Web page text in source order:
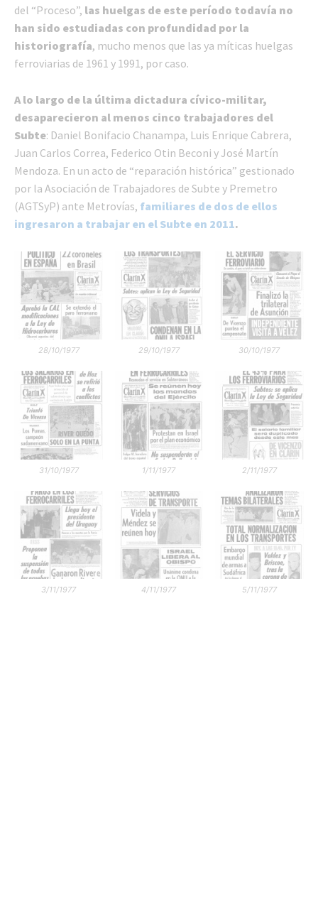
del “Proceso”, las huelgas de este período todavía no
han sido estudiadas con profundidad por la
historiografía, mucho menos que las ya míticas huelgas
ferroviarias de 1961 y 1991, por caso.
A lo largo de la última dictadura cívico-militar,
desaparecieron al menos cinco trabajadores del
Subte: Daniel Bonifacio Chanampa, Luis Enrique Cabrera,
Juan Carlos Correa, Federico Otin Beconi y José Martín
Mendoza. En un acto de “reparación histórica” gestionado
por la Asociación de Trabajadores de Subte y Premetro
(AGTSyP) ante Metrovías, familiares de dos de ellos
ingresaron a trabajar en el Subte en 2011.
28/10/1977 29/10/1977 30/10/1977
31/10/1977 1/11/1977 2/11/1977
3/11/1977 4/11/1977 5/11/1977